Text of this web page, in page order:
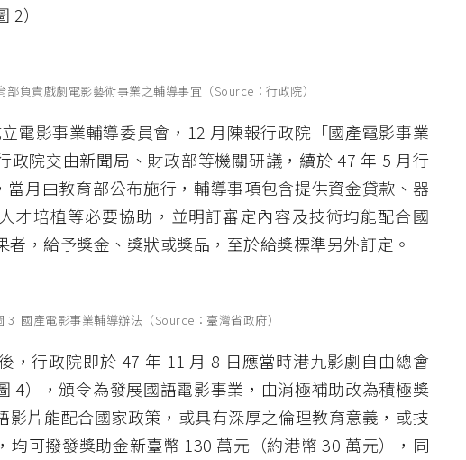
）
部負責戲劇電影藝術事業之輔導事宜（Source：行政院）
電影事業輔導委員會，12 月陳報行政院「國產電影事業
政院交由新聞局、財政部等機關研議，續於 47 年 5 月行
當月由教育部公布施行，輔導事項包含提供資金貸款、器
才培植等必要協助，並明訂審定內容及技術均能配合國
者，給予獎金、獎狀或獎品，至於給獎標準另外訂定。
3 國產電影事業輔導辦法（Source：臺灣省政府）
，行政院即於 47 年 11 月 8 日應當時港九影劇自由總會
4），頒令為發展國語電影事業，由消極補助改為積極獎
影片能配合國家政策，或具有深厚之倫理教育意義，或技
均可撥發獎助金新臺幣 130 萬元（約港幣 30 萬元），同